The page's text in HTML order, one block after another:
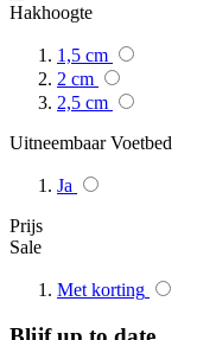
Hakhoogte
1,5 cm
2 cm
2,5 cm
Uitneembaar Voetbed
Ja
Prijs
Sale
Met korting